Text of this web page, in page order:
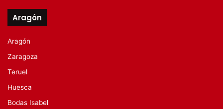
Aragón
Aragón
Zaragoza
Teruel
Huesca
Bodas Isabel